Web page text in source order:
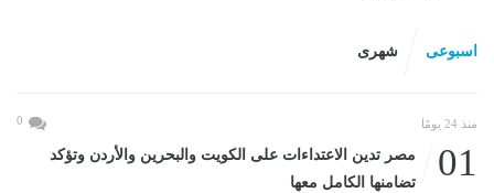
اسبوعى شهرى
منذ 24 يومًا 0
01
مصر تدين الاعتداءات على الكويت والبحرين والأردن وتؤكد
تضامنها الكامل معها